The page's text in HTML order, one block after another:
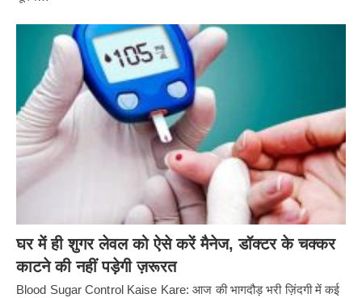
घर में ही शुगर लेवल को ऐसे करें मैनेज, डॉक्टर के चक्कर
काटने की नहीं पड़ेगी ज़रूरत
Blood Sugar Control Kaise Kare: आज की भागदौड़ भरी ज़िंदगी में कई